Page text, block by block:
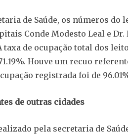
de Saúde, os números do
Conde Modesto Leal e Dr.
taxa de ocupação total dos
Houve um recuo
registrada foi de
de outras cidades
pela secretaria de